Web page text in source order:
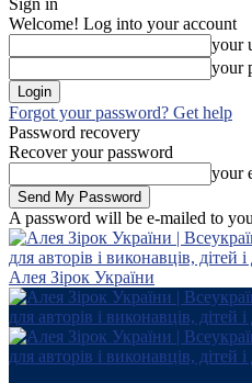
Sign in
Welcome! Log into your account
your
your
Forgot your password? Get help
Password recovery
Recover your password
your
A password will be e-mailed to
Алея Зірок України